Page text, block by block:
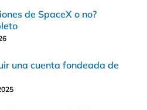
de SpaceX o no?
una cuenta fondeada de